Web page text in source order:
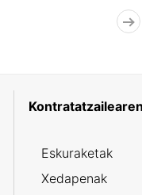
Eskuraketak
Xedapenak